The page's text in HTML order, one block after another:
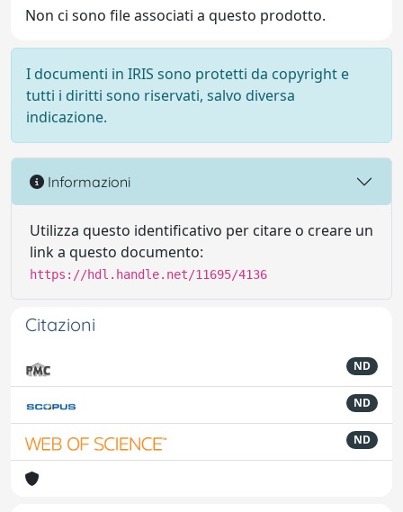
Non ci sono file associati a questo prodotto.
I documenti in IRIS sono protetti da copyright e
tutti i diritti sono riservati, salvo diversa
indicazione.
Informazioni
Utilizza questo identificativo per citare o creare un
link a questo documento:
https://hdl.handle.net/11695/4136
Citazioni
ND
ND
ND